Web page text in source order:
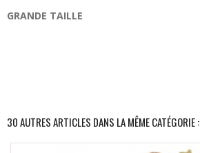
GRANDE TAILLE
30 AUTRES ARTICLES DANS LA MÊME CATÉGORIE :